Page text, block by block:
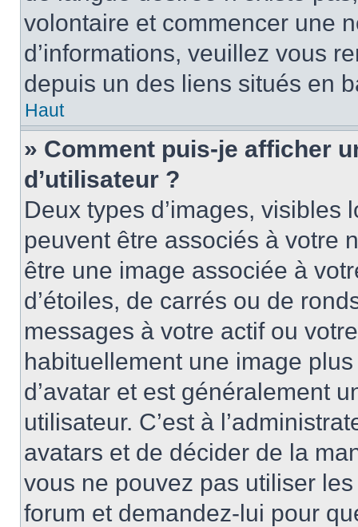
volontaire et commencer une
d’informations, veuillez vous
depuis un des liens situés en
Haut
» Comment puis-je afficher
d’utilisateur ?
Deux types d’images,
peuvent être associés à votre
être une image associée à
d’étoiles, de carrés ou de
messages à votre actif ou
habituellement une image
d’avatar et est généralement
utilisateur. C’est à
avatars et de décider de la
vous ne pouvez pas utiliser
forum et demandez-lui pour